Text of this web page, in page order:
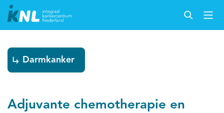
Adjuvante chemotherapie en
Darmkanker